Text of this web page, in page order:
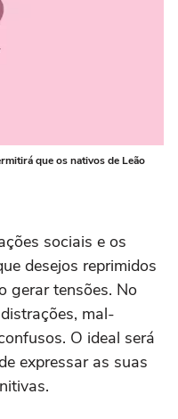
que os nativos de Leão
sociais e os
desejos reprimidos
gerar tensões. No
mal-
O ideal será
expressar as suas